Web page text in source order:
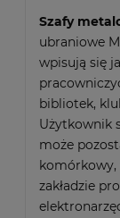
Szafy
ubraniowe
wpisują się
bibliotek,
Użytkownik
może
komórkowy,
zakładzie